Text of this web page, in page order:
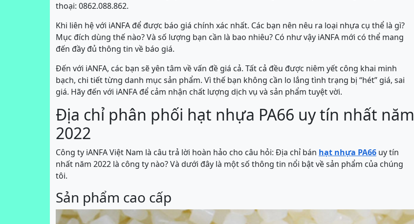
thoại: 0862.088.862.
Khi liên hệ với iANFA để được báo giá chính xác nhất. Các bạn nên nêu ra loại nhựa cụ thể là gì?
Mục đích dùng thế nào? Và số lượng bạn cần là bao nhiêu? Có như vậy iANFA mới có thể mang
đến đầy đủ thông tin về báo giá.
Đến với iANFA, các bạn sẽ yên tâm về vấn đề giá cả. Tất cả đều được niêm yết công khai minh
bạch, chi tiết từng danh mục sản phẩm. Vì thế bạn không cần lo lắng tình trạng bị “hét” giá, sai
giá. Hãy đến với iANFA để cảm nhận chất lượng dịch vụ và sản phẩm tuyệt vời.
Địa chỉ phân phối hạt nhựa PA66 uy tín nhất năm
2022
Công ty iANFA Việt Nam là câu trả lời hoàn hảo cho câu hỏi: Địa chỉ bán hạt nhựa PA66 uy tín
nhất năm 2022 là công ty nào? Và dưới đây là một số thông tin nổi bật về sản phẩm của chúng
tôi.
Sản phẩm cao cấp